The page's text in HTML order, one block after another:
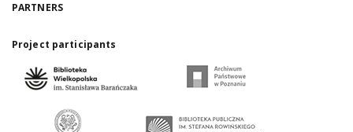
PARTNERS
Project participants